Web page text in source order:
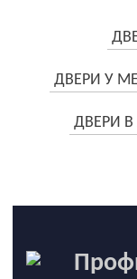
ДВЕРИ У
ДВЕРИ